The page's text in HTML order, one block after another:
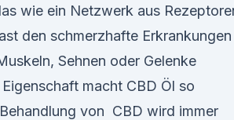
wie ein Netzwerk aus
den schmerzhafte Erkrankungen
Sehnen oder Gelenke
macht CBD Öl so
von CBD wird immer